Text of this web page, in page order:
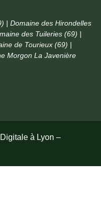
| Domaine des Hirondelles
des Tuileries (69) |
de Tourieux (69) |
Morgon La Javenière
à Lyon –